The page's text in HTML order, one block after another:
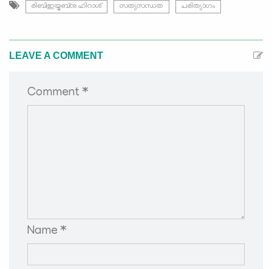
രിബിഇയ്യുബ്നു ഹിറാശ് സത്യസന്ധത പരിത്യാഗം
LEAVE A COMMENT
Comment *
Name *